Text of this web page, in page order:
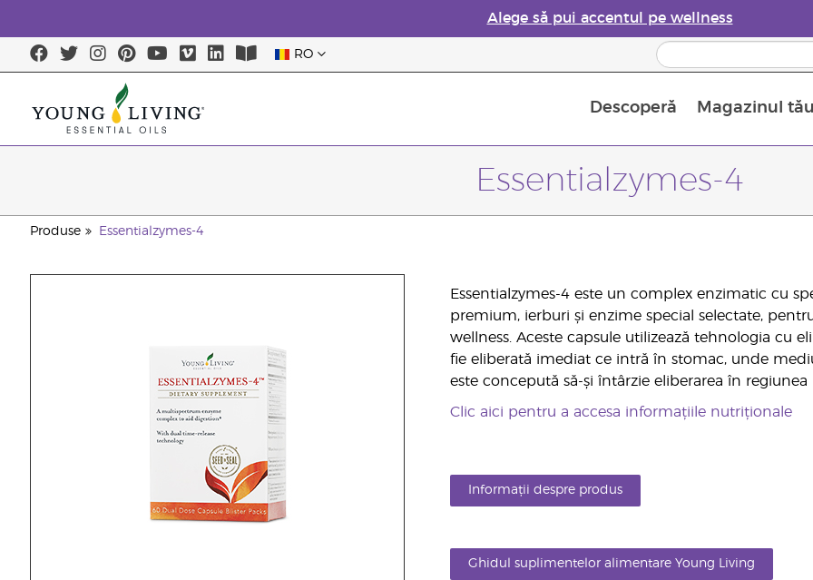
Alege să pui accentul pe wellness
RO
Descoperă Magazinul tău
Essentialzymes-4
Produse Essentialzymes-4
Essentialzymes-4 este un complex enzimatic cu
premium, ierburi și enzime special selectate,
wellness. Aceste capsule utilizează tehnologia cu
fie eliberată imediat ce intră în stomac, unde
este concepută să-și întârzie eliberarea în
Clic aici pentru a accesa informațiile nutriționale
Informații despre produs
Ghidul suplimentelor alimentare Young Living